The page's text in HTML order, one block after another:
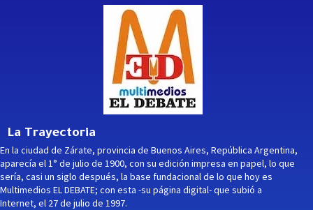
La Trayectoria
En la ciudad de Zárate, provincia de Buenos Aires, República Argentina,
aparecía el 1° de julio de 1900, con su edición impresa en papel, lo que
sería, casi un siglo después, la base fundacional de lo que hoy es
Multimedios EL DEBATE; con esta -su página digital- que subió a
Internet, el 27 de julio de 1997.